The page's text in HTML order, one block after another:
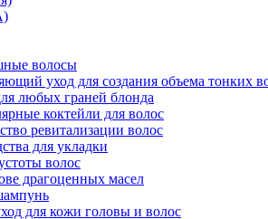
волосы
уход для создания объема тонких
любых граней блонда
коктейли для волос
ревитализации волос
для укладки
волос
драгоценных масел
для кожи головы и волос